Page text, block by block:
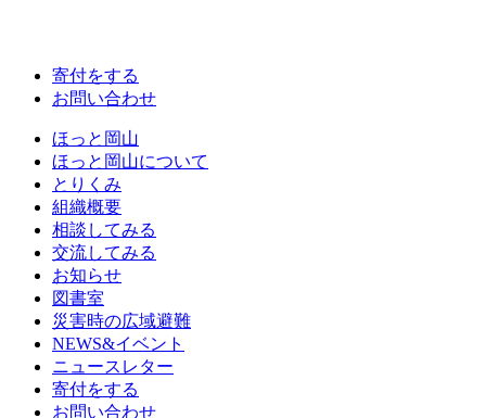
寄付をする
お問い合わせ
ほっと岡山
ほっと岡山について
とりくみ
組織概要
相談してみる
交流してみる
お知らせ
図書室
災害時の広域避難
NEWS&イベント
ニュースレター
寄付をする
お問い合わせ